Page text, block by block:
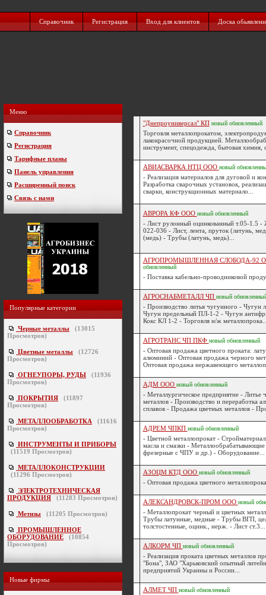
Справочник Регистрация Вход для клиентов Доска
Меню
Справочник
Регистрация
Тарифные планы
Панель управления
Расширенный поиск
Связь с нами
Популярные категории
Черные металлы (13015
Просмотров)
Цветные металлы (12726
Просмотров)
ОГНЕУПОРЫ, РУДЫ (11936
Просмотров)
ПОКРЫТИЯ (11897
Просмотров)
МЕТАЛЛООБРАБОТКА (11616
Просмотров)
ИНСТРУМЕНТЫ И ПРИБОРЫ
(11519 Просмотров)
МЕТАЛЛОКОНСТРУКЦИИ
(11296 Просмотров)
ЭЛЕКТРОТЕХНИЧЕСКАЯ
ПРОДУКЦИЯ
(11283 Просмотров)
Метизы (11205 Просмотров)
ПРОМЫШЛЕННОЕ
ОБОРУДОВАНИЕ
(10854
Просмотров)
Новые фирмы
"Днепроуниверсал" КП новый обновленный
Торговля металлопрокатом,
лакокрасочной продукцией.
инструмент, спецодежда, бытовая химия,
АВИАСВАРКА НТЦ ООО новый
- Реализация материалов для дуговой и
Разработка сварочных установок,
сварки, конструкционных материало...
АВРОРА КФ ООО новый обновленный
- Лист рулонный оцинкованный т.05-1.5
022-036 - Лист, лента, пруток (латунь,
(медь) - Трубы (латунь, медь)...
АГРОПРОМЫШЛЕННАЯ СЛОБОДА-92
обновленный
- Поставка кабельно-проводниковой
АГРОСНАБМЕТАЛЛ ЧП новый
- Производство литья чугунного - Чугун
Чугун предельный ПЛ-1-2 - Чугун
Кокс КЛ 1-2 - Торговля н/ж
АГРОТРАНС ЧП ПКФ новый обновленный
- Оптовая продажа цветного проката:
алюминий - Оптовая продажа черного
Оптовая продажа нержавеющего
АДМ ООО новый обновленный
- Металлургическое предприятие - Литье
металлов - Производство и переработка
сплавов - Продажа цветных металлов -
АДРЕМ ЧПКП новый обновленный
- Цветной металлопрокат -
масла и смазки - Металлообрабатывающие
фрезерные с ЧПУ и др.) - Оборудование...
АЗОЦМ КТД ООО новый обновленный
- Оптовая продажа цветного
АЛЕКСАНДРОВСК-ПРОМ ООО новый
- Металлопрокат черный и цветных
Трубы латунные, медные - Трубы ВГП,
толстостенные, оцинк., нерж. - Лист ст.3...
АЛКОРМ ЧП новый обновленный
- Реализация проката цветных металлов
"Бона", ЗАО "Харьковский опытный
предприятий Украины и России...
АЛМЕТ ЧП новый обновленный